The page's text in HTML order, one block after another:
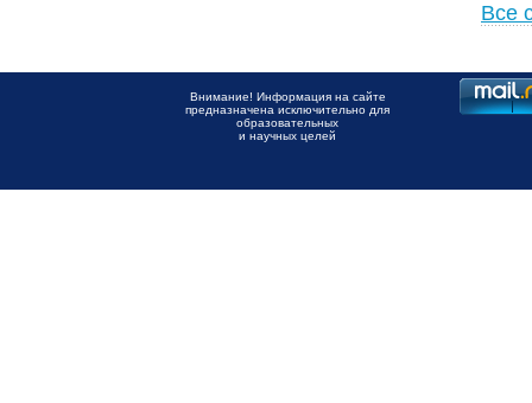
Все
Внимание! Информация на сайте
предназначена исключительно для
образовательных
и научных целей